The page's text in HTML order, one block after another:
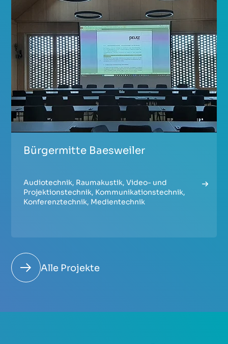
Bürgermitte Baesweiler
Audiotechnik, Raumakustik, Video- und
Projektionstechnik, Kommunikationstechnik,
Konferenztechnik, Medientechnik
Alle Projekte